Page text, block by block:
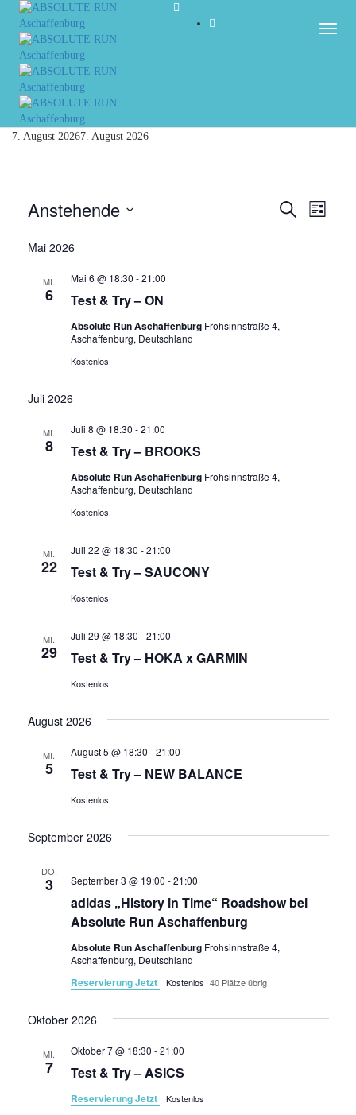
7. August 20267. August 2026
Veranstaltungen Suche
Liste
Anstehende
wählen.
Mai 2026
MI.
6 Test & Try – ON
Mai 6 @ 18:30 -21:00
Absolute Run Aschaffenburg Frohsinnstraße 4,
Aschaffenburg, Deutschland
Kostenlos
Juli 2026
MI.
8 Test & Try – BROOKS
Juli 8 @ 18:30 -21:00
Absolute Run Aschaffenburg Frohsinnstraße 4,
Aschaffenburg, Deutschland
Kostenlos
MI.
22 Test & Try – SAUCONY
Juli 22 @ 18:30 -21:00
Kostenlos
MI.
29 Test & Try – HOKA x GARMIN
Juli 29 @ 18:30 -21:00
Kostenlos
August 2026
MI.
5 Test & Try – NEW BALANCE
August 5 @ 18:30 -21:00
Kostenlos
September 2026
DO.
3
adidas „History in Time“ Roadshow bei
Absolute Run Aschaffenburg
September 3 @ 19:00 -21:00
Absolute Run Aschaffenburg Frohsinnstraße 4,
Aschaffenburg, Deutschland
Reservierung Jetzt Kostenlos 40 Plätze übrig
Oktober 2026
MI.
7 Test & Try – ASICS
Oktober 7 @ 18:30 -21:00
Reservierung Jetzt Kostenlos